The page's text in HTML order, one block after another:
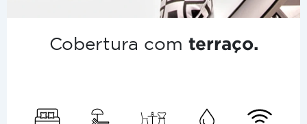
Cobertura com terraço.